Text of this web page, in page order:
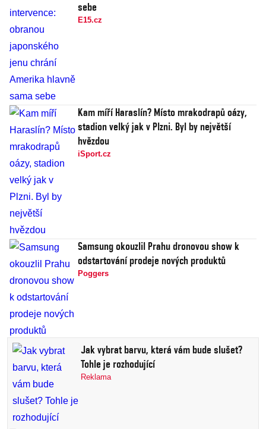
sebe
E15.cz
Kam míří Haraslín? Místo mrakodrapů oázy,
stadion velký jak v Plzni. Byl by největší
hvězdou
iSport.cz
Samsung okouzlil Prahu dronovou show k
odstartování prodeje nových produktů
Poggers
Jak vybrat barvu, která vám bude slušet?
Tohle je rozhodující
Reklama